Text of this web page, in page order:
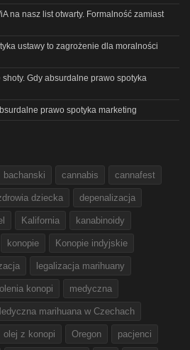
na nasz list otwarty. Formalność zamiast
ustawy to zagrożenie dla moralności
shoty. Gdy absurdalne prawo spotyka
prawo spotyka marketing
bachanski cannabis cannafest
dziecka depenalizacja
Kalifornia kanabinoidy
konopie Konopie indyjskie
legalizacja marihuany
konopi medyczna
marihuana w Czechach
olej z konopi Oregon pacjenci